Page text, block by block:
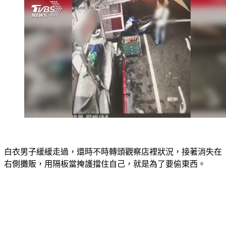
白衣男子緩緩走過，還時不時轉頭觀察店裡狀況，接著消失在
右側攤販，用隔板當掩護擋住自己，就是為了要偷東西。